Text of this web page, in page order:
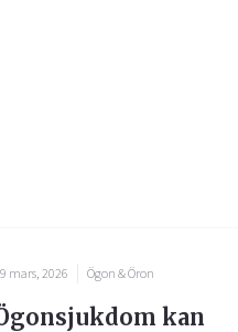
mars, 2026 Ögon & Öron
kan